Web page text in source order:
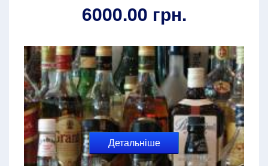
6000.00 грн.
Детальніше